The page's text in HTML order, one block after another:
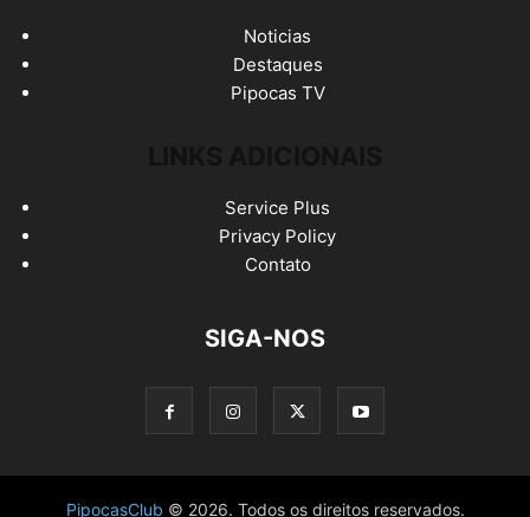
Noticias
Destaques
Pipocas TV
Service Plus
Privacy Policy
Contato
SIGA-NOS
PipocasClub © 2026. Todos os direitos reservados.